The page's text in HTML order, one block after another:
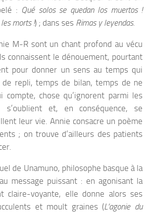
: Qué solos se quedan los muertos !
morts !) ; dans ses Rimas y leyendas.
M-R sont un chant profond au vécu
connaissent le dénouement, pourtant
pour donner un sens au temps qui
repli, temps de bilan, temps de ne
compte, chose qu’ignorent parmi les
s’oublient et, en conséquence, se
leur vie. Annie consacre un poème
; on trouve d’ailleurs des patients
de Unamuno, philosophe basque à la
message puissant : en agonisant la
claire-voyante, elle donne alors ses
et moult graines (L’agonie du